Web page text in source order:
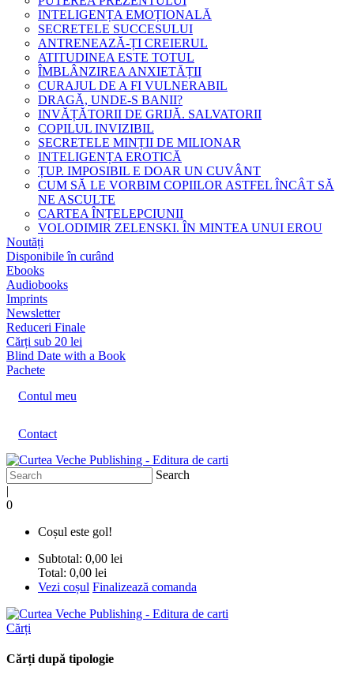
INTELIGENȚA EMOȚIONALĂ
SECRETELE SUCCESULUI
ANTRENEAZĂ-ȚI CREIERUL
ATITUDINEA ESTE TOTUL
ÎMBLÂNZIREA ANXIETĂȚII
CURAJUL DE A FI VULNERABIL
DRAGĂ, UNDE-S BANII?
INVĂȚĂTORII DE GRIJĂ. SALVATORII
COPILUL INVIZIBIL
SECRETELE MINȚII DE MILIONAR
INTELIGENȚA EROTICĂ
ȚUP. IMPOSIBIL E DOAR UN CUVÂNT
CUM SĂ LE VORBIM COPIILOR ASTFEL ÎNCÂT SĂ
NE ASCULTE
CARTEA ÎNȚELEPCIUNII
VOLODIMIR ZELENSKI. ÎN MINTEA UNUI EROU
Noutăți
Disponibile în curând
Ebooks
Audiobooks
Imprints
Newsletter
Reduceri Finale
Cărți sub 20 lei
Blind Date with a Book
Pachete
Contul meu
Contact
Search
|
0
Coșul este gol!
Subtotal: 0,00 lei
Total: 0,00 lei
Vezi coșul Finalizează comanda
Cărți
Cărți după tipologie